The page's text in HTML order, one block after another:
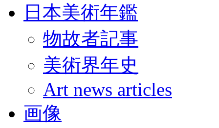
日本美術年鑑
物故者記事
美術界年史
Art news articles
画像